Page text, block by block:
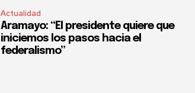
Actualidad
Aramayo: “El presidente quiere que
iniciemos los pasos hacia el
federalismo”